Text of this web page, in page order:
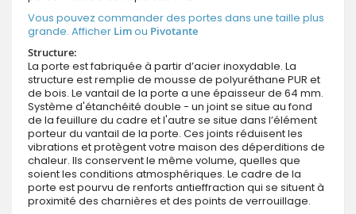
Vous pouvez commander des portes dans une taille plus
grande. Afficher Limou Pivotante
Structure:
La porte est fabriquée à partir d’acier inoxydable. La
structure est remplie de mousse de polyuréthane PUR et
de bois. Le vantail de la porte a une épaisseur de 64 mm.
Système d'étanchéité double - un joint se situe au fond
de la feuillure du cadre et l'autre se situe dans l’élément
porteur du vantail de la porte. Ces joints réduisent les
vibrations et protègent votre maison des déperditions de
chaleur. Ils conservent le même volume, quelles que
soient les conditions atmosphériques. Le cadre de la
porte est pourvu de renforts antieffraction qui se situent à
proximité des charnières et des points de verrouillage.